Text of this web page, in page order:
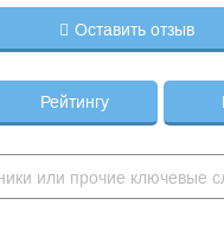
Оставить отзыв
Рейтингу